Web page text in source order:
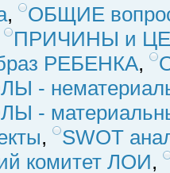
,
ОБЩИЕ
ПРИЧИНЫ и
РЕБЕНКА,
-
-
,
SWOT
комитет ЛОИ,